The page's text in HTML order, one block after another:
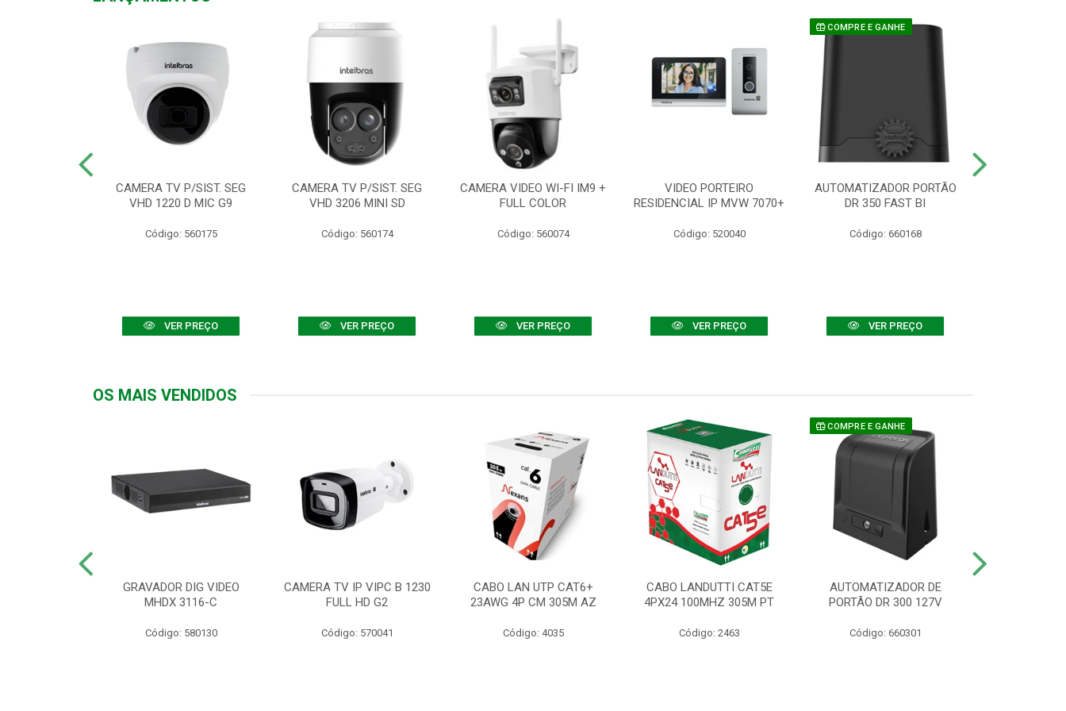
CAMERA TV P/SIST. SEG
VHD 1220 D MIC G9
Código: 560175
VER PREÇO
CAMERA TV P/SIST. SEG
VHD 3206 MINI SD
Código: 560174
VER PREÇO
CAMERA VIDEO WI-FI IM9 +
FULL COLOR
Código: 560074
VER PREÇO
VIDEO PORTEIRO
RESIDENCIAL IP MVW 7070+
Código: 520040
VER PREÇO
COMPRE E GANHE
AUTOMATIZADOR PORTÃO
DR 350 FAST BI
Código: 660168
VER PREÇO
OS MAIS VENDIDOS
GRAVADOR DIG VIDEO
MHDX 3116-C
Código: 580130
CAMERA TV IP VIPC B 1230
FULL HD G2
Código: 570041
CABO LAN UTP CAT6+
23AWG 4P CM 305M AZ
Código: 4035
CABO LANDUTTI CAT5E
4PX24 100MHZ 305M PT
Código: 2463
COMPRE E GANHE
AUTOMATIZADOR DE
PORTÃO DR 300 127V
Código: 660301